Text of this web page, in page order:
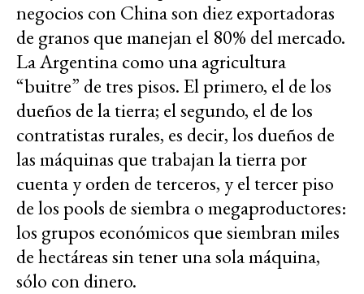
negocios con China son diez exportadoras
de granos que manejan el 80% del mercado.
La Argentina como una agricultura
“buitre” de tres pisos. El primero, el de los
dueños de la tierra; el segundo, el de los
contratistas rurales, es decir, los dueños de
las máquinas que trabajan la tierra por
cuenta y orden de terceros, y el tercer piso
de los pools de siembra o megaproductores:
los grupos económicos que siembran miles
de hectáreas sin tener una sola máquina,
sólo con dinero.